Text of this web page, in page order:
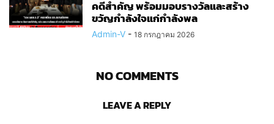
คดีสำคัญ พร้อมมอบรางวัลและสร้าง
ขวัญกำลังใจแก่กำลังพล
Admin-V - 18 กรกฎาคม 2026
NO COMMENTS
LEAVE A REPLY